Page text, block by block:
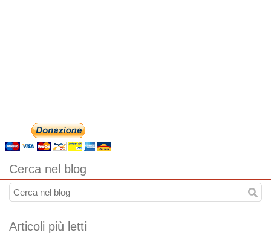
Cerca nel blog
Articoli più letti